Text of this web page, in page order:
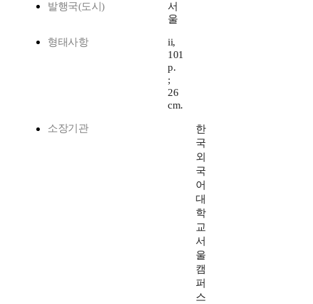
발행국(도시)
서
울
형태사항
ii,
101
p.
;
26
cm.
소장기관
한
국
외
국
어
대
학
교
서
울
캠
퍼
스